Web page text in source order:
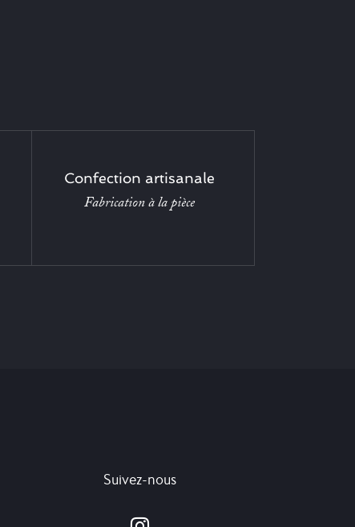
Confection artisanale
Fabrication à la pièce
Suivez-nous